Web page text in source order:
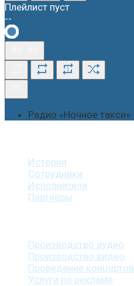
Плейлист пуст
--
1
Радио «Ночное такси»
История
Сотрудники
Исполнители
Партнеры
Производство аудио
Производство видео
Проведение концертов
Услуги по рекламе